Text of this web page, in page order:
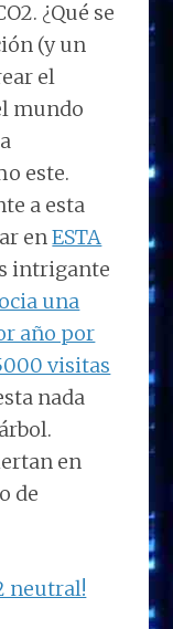
¿Qué se
(y un
el
mundo
este.
a esta
enESTA
intrigante
una
año por
visitas
nada
en
de
neutral!